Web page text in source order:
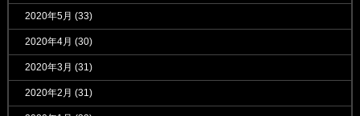
2020年5月 (33)
2020年4月 (30)
2020年3月 (31)
2020年2月 (31)